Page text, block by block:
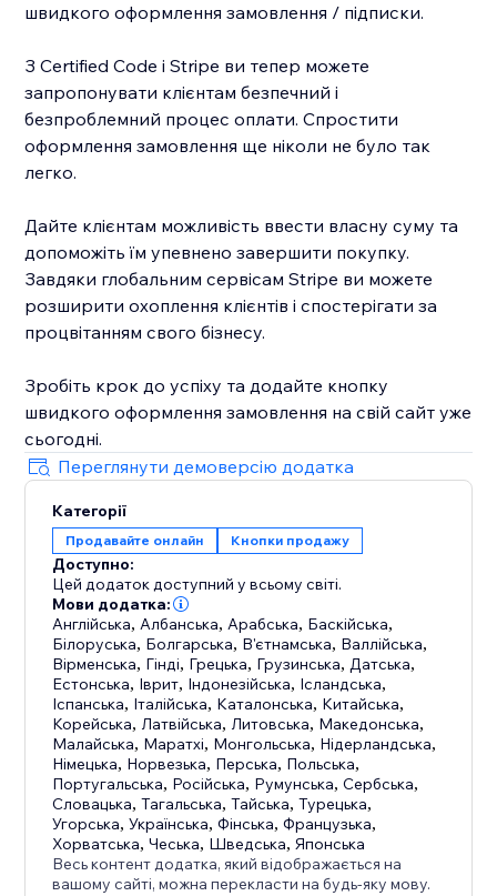
швидкого оформлення замовлення / підписки.
З Certified Code і Stripe ви тепер можете
запропонувати клієнтам безпечний і
безпроблемний процес оплати. Спростити
оформлення замовлення ще ніколи не було так
легко.
Дайте клієнтам можливість ввести власну суму та
допоможіть їм упевнено завершити покупку.
Завдяки глобальним сервісам Stripe ви можете
розширити охоплення клієнтів і спостерігати за
процвітанням свого бізнесу.
Зробіть крок до успіху та додайте кнопку
швидкого оформлення замовлення на свій сайт уже
сьогодні.
Переглянути демоверсію додатка
Категорії
Продавайте онлайн Кнопки продажу
Доступно:
Цей додаток доступний у всьому світі.
Мови додатка:
Англійська, Албанська, Арабська, Баскійська,
Білоруська, Болгарська, В'єтнамська, Валлійська,
Вірменська, Гінді, Грецька, Грузинська, Датська,
Естонська, Іврит, Індонезійська, Ісландська,
Іспанська, Італійська, Каталонська, Китайська,
Корейська, Латвійська, Литовська, Македонська,
Малайська, Маратхі, Монгольська, Нідерландська,
Німецька, Норвезька, Перська, Польська,
Португальська, Російська, Румунська,Сербська,
Словацька,Тагальська,Тайська,Турецька,
Угорська,Українська,Фінська,Французька,
Хорватська,Чеська, Шведська,Японська
Весь контент додатка, який відображається на
вашому сайті, можна перекласти на будь-яку мову.